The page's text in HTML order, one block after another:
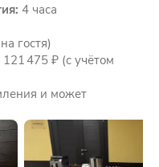
4 часа
гостя)
121 475 ₽ (с учётом
и может